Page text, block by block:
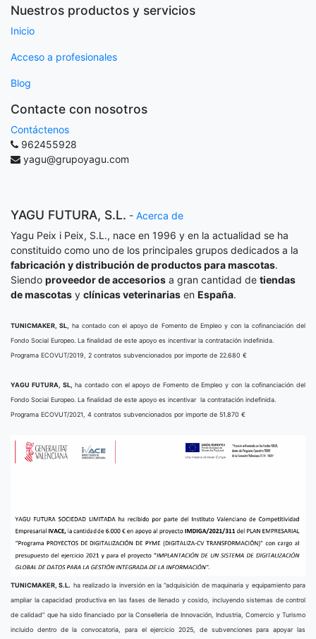
Nuestros productos y servicios
Inicio
Acceso a profesionales
Blog
Contacte con nosotros
Contáctenos
962455928
yagu@grupoyagu.com
YAGU FUTURA, S.L. - Acerca de
Yagu Peix i Peix, S.L., nace en 1996 y en la actualidad se ha
constituido como uno de los principales grupos dedicados a la
fabricación y distribución de productos para mascotas.
Siendo proveedor de accesorios a gran cantidad de tiendas
de mascotas y clínicas veterinarias en España.
TUNICMAKER, SL,
ha contado con el apoyo de Fomento de Empleo y con la cofinanciación del
Fondo Social Europeo. La finalidad de este apoyo es incentivar la contratación indefinida.
Programa ECOVUT/2019, 2 contratos subvencionados por importe de 22.680 €
YAGU FUTURA, SL,
ha contado con el apoyo de Fomento de Empleo y con la cofinanciación del
Fondo Social Europeo. La finalidad de este apoyo es incentivar la contratación indefinida.
Programa ECOVUT/2021, 4 contratos subvencionados por importe de 51.870 €
TUNICMAKER, S.L. ha realizado la inversión en la “adquisición de maquinaria y equipamiento para
ampliar la capacidad productiva en las fases de llenado y cosido, incluyendo sistemas de control
de calidad” que ha sido financiado por la Conselleria de Innovación, Industria, Comercio y Turismo
incluido dentro de la convocatoria, para el ejercicio 2025, de subvenciones para apoyar las